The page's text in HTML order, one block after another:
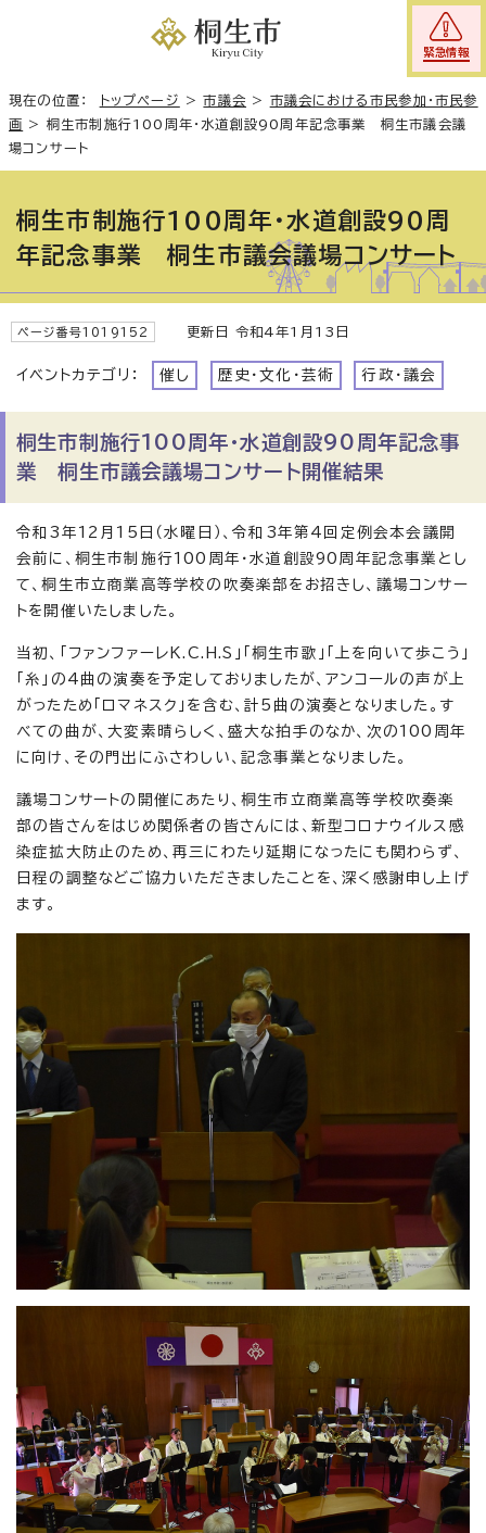
緊急情報
現在の位置： トップページ >市議会 > 市議会における市民参加・市民参
画 > 桐生市制施行100周年・水道創設90周年記念事業 桐生市議会議
場コンサート
桐生市制施行100周年・水道創設90周
年記念事業 桐生市議会議場コンサート
ページ番号1019152 更新日 令和4年1月13日
イベントカテゴリ： 催し 歴史・文化・芸術 行政・議会
桐生市制施行100周年・水道創設90周年記念事
業 桐生市議会議場コンサート開催結果
令和3年12月15日（水曜日）、令和3年第4回定例会本会議開
会前に、桐生市制施行100周年・水道創設90周年記念事業とし
て、桐生市立商業高等学校の吹奏楽部をお招きし、議場コンサー
トを開催いたしました。
当初、「ファンファーレK.C.H.S」「桐生市歌」「上を向いて歩こう」
「糸」の4曲の演奏を予定しておりましたが、アンコールの声が上
がったため「ロマネスク」を含む、計5曲の演奏となりました。す
べての曲が、大変素晴らしく、盛大な拍手のなか、次の100周年
に向け、その門出にふさわしい、記念事業となりました。
議場コンサートの開催にあたり、桐生市立商業高等学校吹奏楽
部の皆さんをはじめ関係者の皆さんには、新型コロナウイルス感
染症拡大防止のため、再三にわたり延期になったにも関わらず、
日程の調整などご協力いただきましたことを、深く感謝申し上げ
ます。